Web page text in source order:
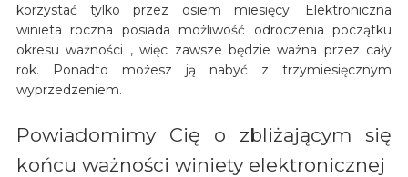
korzystać tylko przez osiem miesięcy. Elektroniczna
winieta roczna posiada możliwość odroczenia początku
okresu ważności , więc zawsze będzie ważna przez cały
rok. Ponadto możesz ją nabyć z trzymiesięcznym
wyprzedzeniem.
Powiadomimy Cię o zbliżającym się
końcu ważności winiety elektronicznej